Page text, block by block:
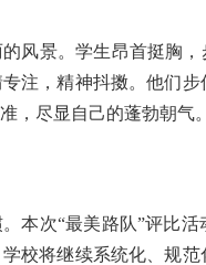
风景。学生昂首挺胸
注，精神抖擞。他们
，尽显自己的蓬勃朝气。
本次“最美路队”评比
校将继续系统化、规